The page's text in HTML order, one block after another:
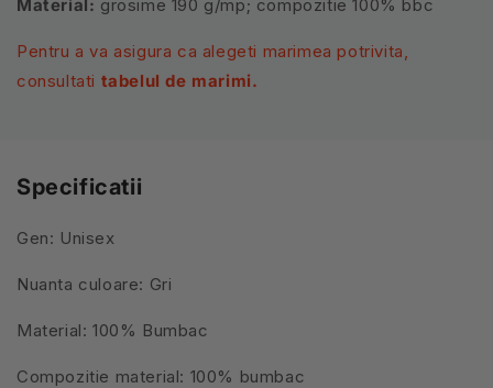
Material: grosime 190 g/mp; compozitie 100% bbc
Pentru a va asigura ca alegeti marimea potrivita,
consultati tabelul de marimi.
Specificatii
Gen: Unisex
Nuanta culoare: Gri
Material: 100% Bumbac
Compozitie material: 100% bumbac